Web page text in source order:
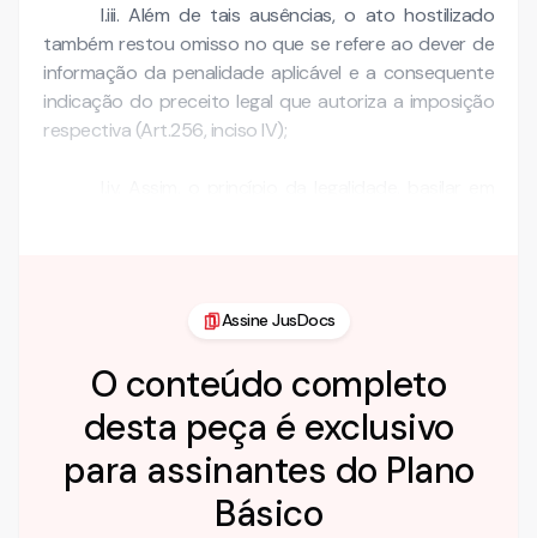
I.iii. Além de tais ausências, o ato hostilizado
também restou omisso no que se refere ao dever de
informação da penalidade aplicável e a consequente
indicação do preceito legal que autoriza a imposição
respectiva (Art.256, inciso IV);
Assine JusDocs
O conteúdo completo
desta peça é exclusivo
para assinantes do Plano
Básico